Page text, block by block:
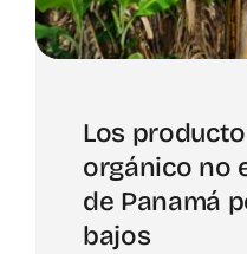
Los
orgánico no
de Panamá
bajos